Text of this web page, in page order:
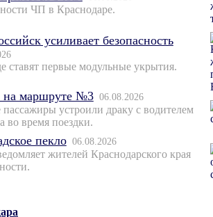
ЧП в Краснодаре.
усиливает безопасность
ставят первые модульные укрытия.
маршруте №3 06.08.2026
устроили драку с водителем
во время поездки.
пекло 06.08.2026
жителей Краснодарского края